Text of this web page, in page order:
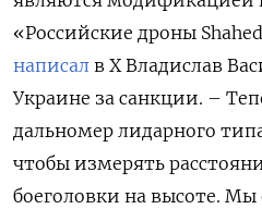
«Российские дроны
написал в Х Владислав
Украине за санкции. –
дальномер лидарного
чтобы измерять
боеголовки на высоте. Мы